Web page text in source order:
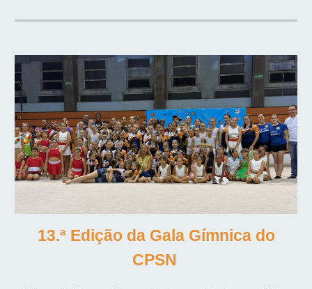
13.ª Edição da Gala Gímnica do
CPSN